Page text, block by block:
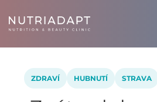
ZDRAVÍ HUBNUTÍ STRAVA